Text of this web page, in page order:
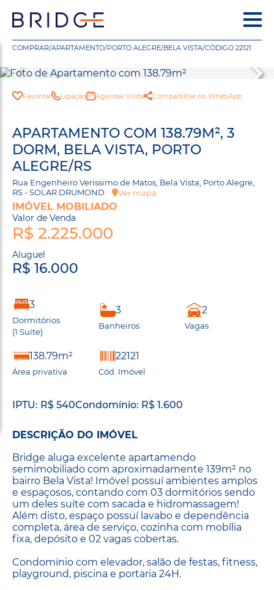
COMPRAR/APARTAMENTO/PORTO ALEGRE/BELA VISTA/CÓDIGO 22121
Favoritar Ligação Agendar Visita Compartilhar no WhatsApp
APARTAMENTO COM 138.79M², 3
DORM, BELA VISTA, PORTO
ALEGRE/RS
Rua Engenheiro Veríssimo de Matos, Bela Vista, Porto Alegre,
RS - SOLAR DRUMOND
Ver mapa
IMÓVEL MOBILIADO
Valor de Venda
R$ 2.225.000
Aluguel
R$ 16.000
3
Dormitórios
(1 Suíte)
3
Banheiros
2
Vagas
138.79m²
Área privativa
22121
Cód. Imóvel
IPTU: R$ 540Condomínio: R$ 1.600
DESCRIÇÃO DO IMÓVEL
Bridge aluga excelente apartamendo
semimobiliado com aproximadamente 139m² no
bairro Bela Vista! Imóvel possuí ambientes amplos
e espaçosos, contando com 03 dormitórios sendo
um deles suíte com sacada e hidromassagem!
Além disto, espaço possuí lavabo e dependência
completa, área de serviço, cozinha com mobília
fixa, depósito e 02 vagas cobertas.
Condomínio com elevador, salão de festas, fitness,
playground, piscina e portaria 24H.